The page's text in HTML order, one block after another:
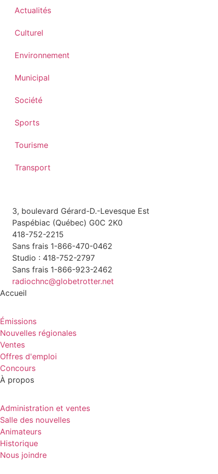
Actualités
Culturel
Environnement
Municipal
Société
Sports
Tourisme
Transport
3, boulevard Gérard-D.-Levesque Est
Paspébiac (Québec) G0C 2K0
418-752-2215
Sans frais 1-866-470-0462
Studio : 418-752-2797
Sans frais 1-866-923-2462
radiochnc@globetrotter.net
Accueil
Émissions
Nouvelles régionales
Ventes
Offres d'emploi
Concours
À propos
Administration et ventes
Salle des nouvelles
Animateurs
Historique
Nous joindre